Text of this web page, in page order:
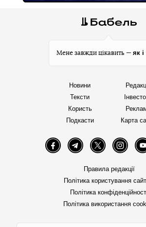
Мене завжди цікавить — як
Новини
Тексти
Користь
Подкасти
Карта
FacebookTelegramTwitter
Правила редакції
Політика користування
Політика
Політика використання